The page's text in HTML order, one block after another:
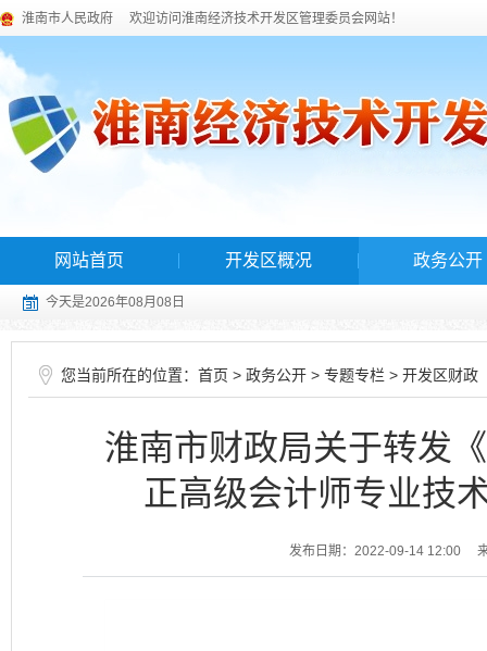
淮南市人民政府 欢迎访问淮南经济技术开发区管理委员会网站！
网站首页 开发区概况 政务公开
今天是2026年08月08日
您当前所在的位置： 首页 > 政务公开 > 专题专栏 > 开发区财政
淮南市财政局关于转发
正高级会计师专业技
发布日期：2022-09-14 12:00